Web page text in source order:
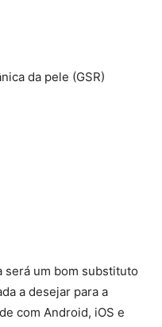
da pele (GSR)
será um bom substituto
a desejar para a
com Android, iOS e